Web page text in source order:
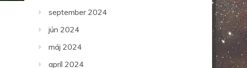
september 2024
jún 2024
máj 2024
apríl 2024